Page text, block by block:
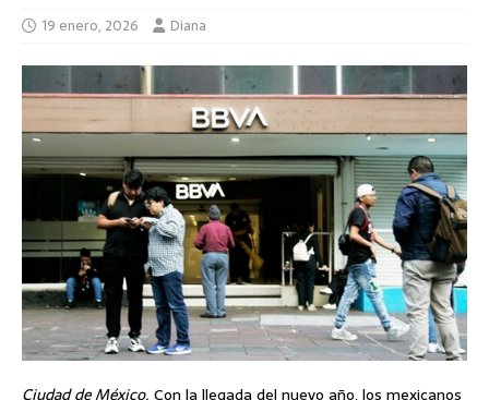
19 enero, 2026 Diana
Ciudad de México. Con la llegada del nuevo año, los mexicanos